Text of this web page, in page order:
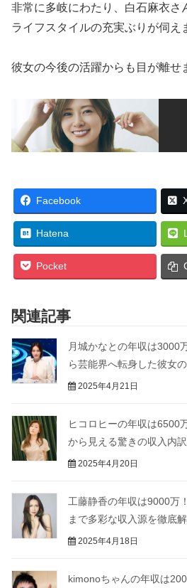
非常に多岐にわたり、白石麻衣さ
ライフスタイルの充実ぶりが伺え
彼女の今後の活躍からも目が離せ
Facebook
Hatena
Pocket
関連記事
月城かなとの年収は3000
ら芸能界へ転身した彼女
2025年4月21日
ヒコロヒーの年収は6500
から見える驚きの収入内
2025年4月20日
工藤静香の年収は9000万
まで多彩な収入源を徹底解
2025年4月18日
kimonoちゃんの年収は